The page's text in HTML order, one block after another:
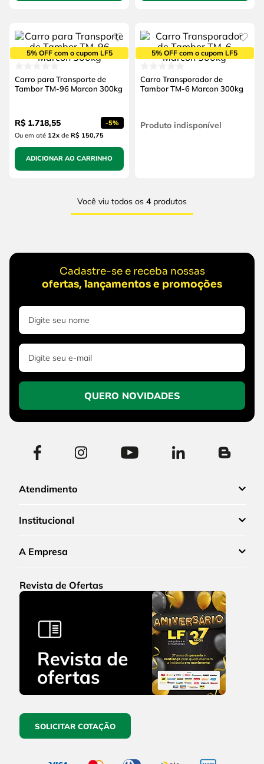
5% OFF com o cupom LF5
Carro para Transporte de
Tambor TM-96 Marcon 300kg
R$ 1.718,55 -5%
Ou em até 12xde R$ 150,75
ADICIONAR AO CARRINHO
5% OFF com o cupom LF5
Carro Transporador de
Tambor TM-6 Marcon 300kg
Produto indisponível
Você viu todos os 4produtos
Cadastre-se e receba nossas
ofertas, lançamentos e promoções
QUERO NOVIDADES
Atendimento
Institucional
A Empresa
Revista de Ofertas
SOLICITAR COTAÇÃO